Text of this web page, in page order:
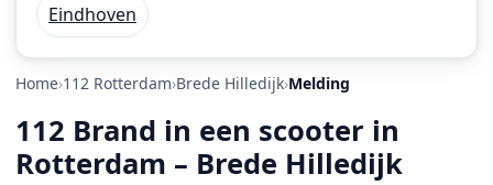
Eindhoven
Home 112 Rotterdam Brede Hilledijk Melding
112 Brand in een scooter in
Rotterdam – Brede Hilledijk